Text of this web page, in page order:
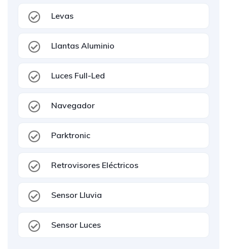
Levas
Llantas Aluminio
Luces Full-Led
Navegador
Parktronic
Retrovisores Eléctricos
Sensor Lluvia
Sensor Luces